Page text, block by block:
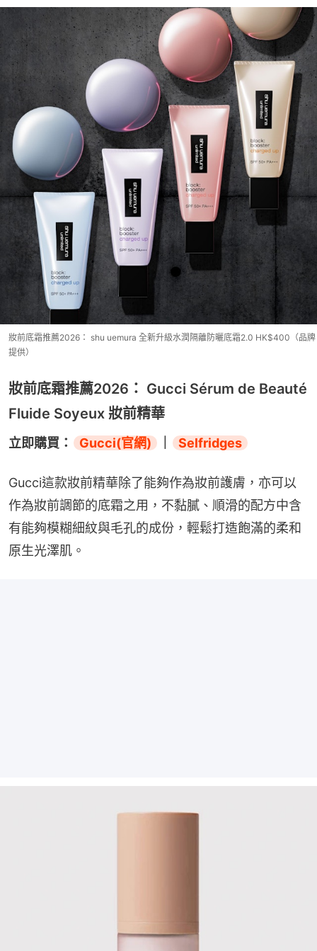
妝前底霜推薦2026： shu uemura 全新升級水潤隔離防曬底霜2.0 HK$400（品牌
提供）
妝前底霜推薦2026： Gucci Sérum de Beauté
Fluide Soyeux 妝前精華
立即購買： Gucci(官網) Selfridges
Gucci這款妝前精華除了能夠作為妝前護膚，亦可以
作為妝前調節的底霜之用，不黏膩、順滑的配方中含
有能夠模糊細紋與毛孔的成份，輕鬆打造飽滿的柔和
原生光澤肌。